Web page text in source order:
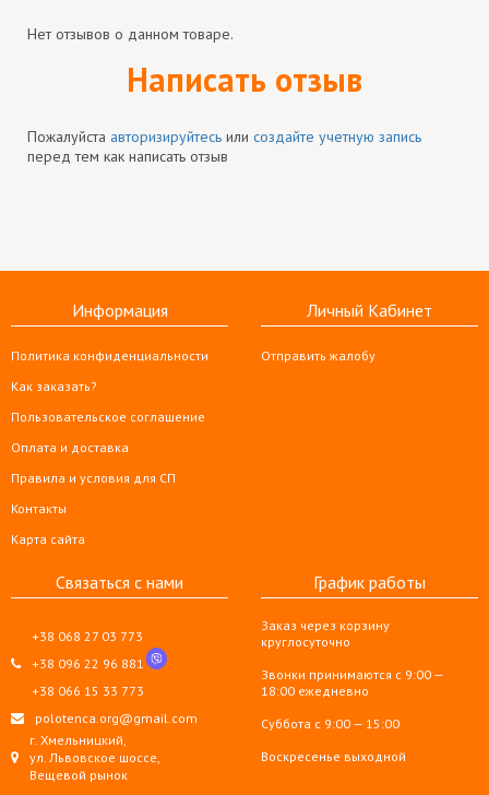
Нет отзывов о данном товаре.
Написать отзыв
Пожалуйста авторизируйтесь или создайте учетную запись
перед тем как написать отзыв
Информация
Политика конфиденциальности
Как заказать?
Пользовательское соглашение
Оплата и доставка
Правила и условия для СП
Контакты
Карта сайта
Личный Кабинет
Отправить жалобу
Связаться с нами
+38 068 27 03 773
+38 096 22 96 881
+38 066 15 33 773
polotenca.org@gmail.com
г. Хмельницкий,
ул. Львовское шоссе,
Вещевой рынок
График работы
Заказ через корзину
круглосуточно
Звонки принимаются с 9:00 —
18:00 ежедневно
Суббота с 9:00 — 15:00
Воскресенье выходной